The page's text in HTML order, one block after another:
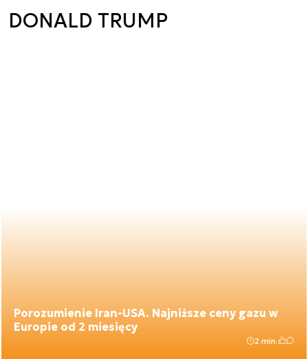
DONALD TRUMP
Porozumienie Iran-USA. Najniższe ceny gazu w
Europie od 2 miesięcy
2 min.